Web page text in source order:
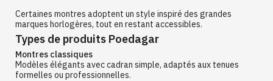
Certaines montres adoptent un style inspiré des grandes
marques horlogères, tout en restant accessibles.
Types de produits Poedagar
Montres classiques
Modèles élégants avec cadran simple, adaptés aux tenues
formelles ou professionnelles.